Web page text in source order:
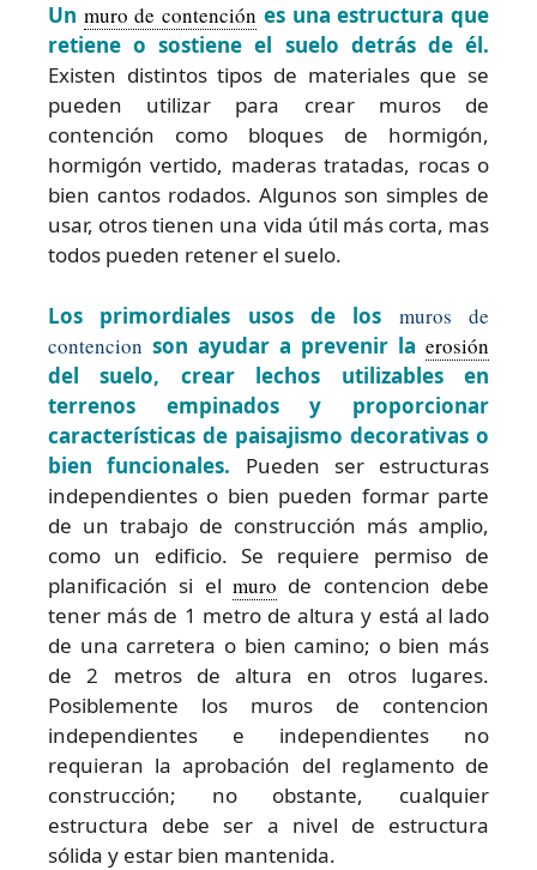
Un muro de contención es una estructura que
retiene o sostiene el suelo detrás de él.
Existen distintos tipos de materiales que se
pueden utilizar para crear muros de
contención como bloques de hormigón,
hormigón vertido, maderas tratadas, rocas o
bien cantos rodados. Algunos son simples de
usar, otros tienen una vida útil más corta, mas
todos pueden retener el suelo.
Los primordiales usos de los muros de
contencion son ayudar a prevenir la erosión
del suelo, crear lechos utilizables en
terrenos empinados y proporcionar
características de paisajismo decorativas o
bien funcionales. Pueden ser estructuras
independientes o bien pueden formar parte
de un trabajo de construcción más amplio,
como un edificio. Se requiere permiso de
planificación si el muro de contencion debe
tener más de 1 metro de altura y está al lado
de una carretera o bien camino; o bien más
de 2 metros de altura en otros lugares.
Posiblemente los muros de contencion
independientes e independientes no
requieran la aprobación del reglamento de
construcción; no obstante, cualquier
estructura debe ser a nivel de estructura
sólida y estar bien mantenida.